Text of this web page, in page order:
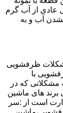
عادی از آب گرم
آب و به
ظرفشویی
با
مشکلاتی که در
برند های ماشین
است از :سر